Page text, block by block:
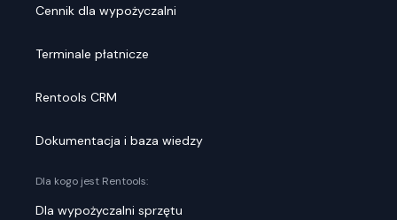
Cennik dla wypożyczalni
Terminale płatnicze
Rentools CRM
Dokumentacja i baza wiedzy
Dla kogo jest Rentools:
Dla wypożyczalni sprzętu